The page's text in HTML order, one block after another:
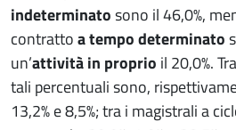
indeterminatosono il 46,0%,
contrattoa tempo determinato
un’attività in proprio il 20,0%.
tali percentuali sono,
13,2% e 8,5%; tra i magistrali a